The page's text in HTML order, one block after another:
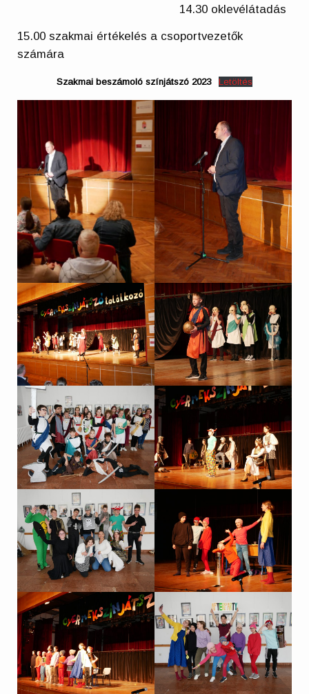
14.30 oklevélátadás
15.00 szakmai értékelés a csoportvezetők
számára
Szakmai beszámoló színjátszó 2023 Letöltés